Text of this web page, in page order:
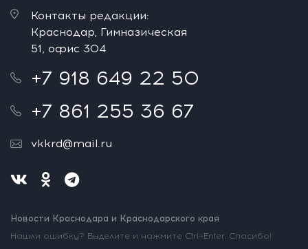
Контакты редакции:
Краснодар, Гимназическая
51, офис 304
+7 918 649 22 50
+7 861 255 36 67
vkkrd@mail.ru
Новости Краснодара и Краснодарского края
Нашли ошибку? Выделите и нажмите Ctrl+Enter. Спасибо!